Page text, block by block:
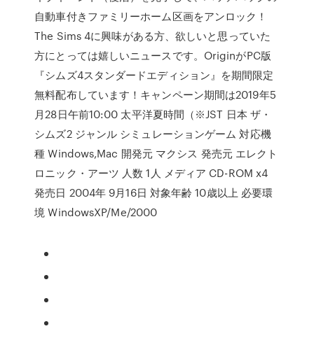
自動車付きファミリーホーム区画をアンロック！
The Sims 4に興味がある方、欲しいと思っていた
方にとっては嬉しいニュースです。OriginがPC版
『シムズ4スタンダードエディション』を期間限定
無料配布しています！キャンペーン期間は2019年5
月28日午前10:00 太平洋夏時間（※JST 日本 ザ・
シムズ2 ジャンル シミュレーションゲーム 対応機
種 Windows,Mac 開発元 マクシス 発売元 エレクト
ロニック・アーツ 人数 1人 メディア CD-ROM x4
発売日 2004年 9月16日 対象年齢 10歳以上 必要環
境 WindowsXP/Me/2000